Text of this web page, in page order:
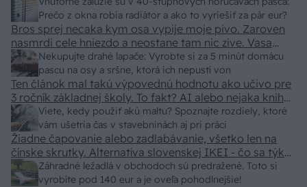
Prečo z okna robia radiátor a ako to vyriešiť za pár eur?
predajcovia idú okolo 100 eur kus.
Nekupujte drahé lapače: Vyrobte si za 5 minút domácu
pascu na osy a sršne, ktorá ich nepustí von
Bros sprej necaka kym osa vypije moje pivo. Zaroven
nasmrdi cele hniezdo a neostane tam nic zive. Vasa
pasca naucinke moc efektivne. Skor pritiahne slimaky
Viete, kedy použiť akú maltu? Spoznajte rozdiely, ktoré
vám ušetria čas v stavebninách aj pri práci
Ten článok mal takú výpovednú hodnotu ako učivo pre
3 ročník základnej školy. To fakt? AI alebo nejaka kniha
z VŠ? Dnešné rychlotvrdnuce malty - pevnosť 40 Mpa a
doba schnutia tak 15 minut , k tomu vodotesné s
kryštálikou. A rozdiel - schnutie a zretie. Nič?
Záhradné ležadlá v obchodoch sú predražené. Toto si
vyrobíte pod 140 eur a je oveľa pohodlnejšie!
Žiadne čapovanie alebo zadlabávanie, všetko len na
čínske skrutky. Alternatíva slovenskej IKEI - čo sa týka
pevnosti. Autor si nedal veľa námahy s remeselným
spracovaním, škoda. No lepšie než ten odpad z DTD